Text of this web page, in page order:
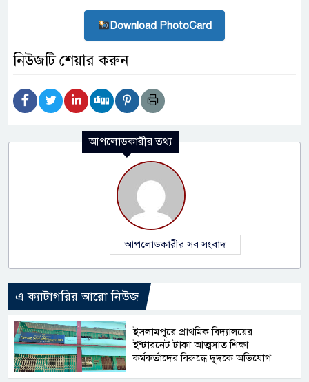
Download PhotoCard
নিউজটি শেয়ার করুন
আপলোডকারীর তথ্য
আপলোডকারীর সব সংবাদ
এ ক্যাটাগরির আরো নিউজ
​ইসলামপুরে প্রাথমিক বিদ্যালয়ের
ইন্টারনেট টাকা আত্মসাত শিক্ষা
কর্মকর্তাদের বিরুদ্ধে দুদকে অভিযোগ